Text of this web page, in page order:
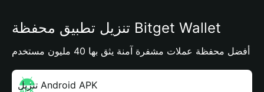
تنزيل تطبيق محفظة Bitget Wallet
أفضل محفظة عملات مشفرة آمنة يثق بها 40 مليون مستخدم
تنزيل Android APK